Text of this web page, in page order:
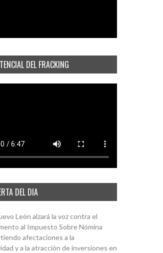
DEL FRACKING
DEL DIA
León alzará la voz contra el
al Impuesto Sobre Nómina
afectaciones a la
y a la atracción de inversiones en